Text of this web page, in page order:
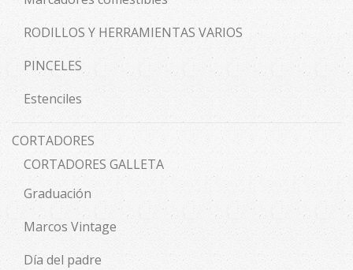
RODILLOS Y HERRAMIENTAS VARIOS
PINCELES
Estenciles
CORTADORES
CORTADORES GALLETA
Graduación
Marcos Vintage
Día del padre